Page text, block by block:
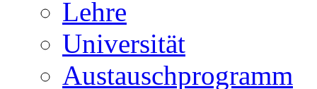
Lehre
Universität
Austauschprogramm